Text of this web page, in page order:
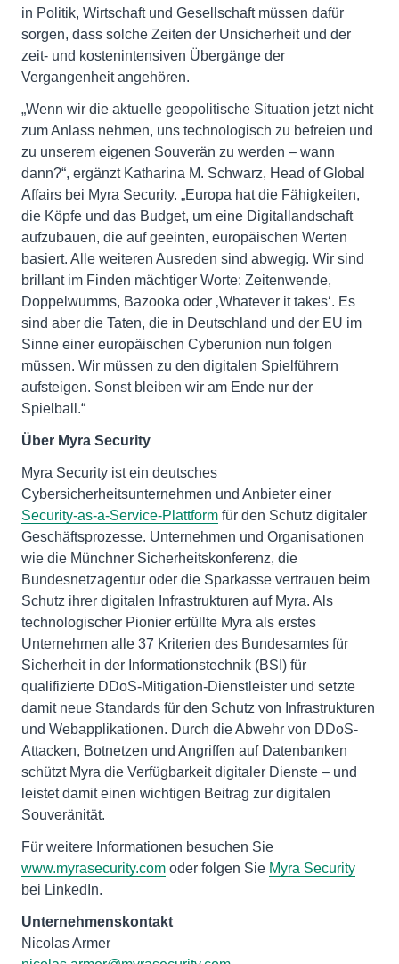
in Politik, Wirtschaft und Gesellschaft müssen dafür
sorgen, dass solche Zeiten der Unsicherheit und der
zeit- und kostenintensiven Übergänge der
Vergangenheit angehören.
„Wenn wir die aktuelle geopolitische Situation jetzt nicht
zum Anlass nehmen, uns technologisch zu befreien und
zu unserem eigenen Souverän zu werden – wann
dann?“, ergänzt Katharina M. Schwarz, Head of Global
Affairs bei Myra Security. „Europa hat die Fähigkeiten,
die Köpfe und das Budget, um eine Digitallandschaft
aufzubauen, die auf geeinten, europäischen Werten
basiert. Alle weiteren Ausreden sind abwegig. Wir sind
brillant im Finden mächtiger Worte: Zeitenwende,
Doppelwumms, Bazooka oder ‚Whatever it takes‘. Es
sind aber die Taten, die in Deutschland und der EU im
Sinne einer europäischen Cyberunion nun folgen
müssen. Wir müssen zu den digitalen Spielführern
aufsteigen. Sonst bleiben wir am Ende nur der
Spielball.“
Über Myra Security
Myra Security ist ein deutsches
Cybersicherheitsunternehmen und Anbieter einer
Security-as-a-Service-Plattform für den Schutz digitaler
Geschäftsprozesse. Unternehmen und Organisationen
wie die Münchner Sicherheitskonferenz, die
Bundesnetzagentur oder die Sparkasse vertrauen beim
Schutz ihrer digitalen Infrastrukturen auf Myra. Als
technologischer Pionier erfüllte Myra als erstes
Unternehmen alle 37 Kriterien des Bundesamtes für
Sicherheit in der Informationstechnik (BSI) für
qualifizierte DDoS-Mitigation-Dienstleister und setzte
damit neue Standards für den Schutz von Infrastrukturen
und Webapplikationen. Durch die Abwehr von DDoS-
Attacken, Botnetzen und Angriffen auf Datenbanken
schützt Myra die Verfügbarkeit digitaler Dienste – und
leistet damit einen wichtigen Beitrag zur digitalen
Souveränität.
Für weitere Informationen besuchen Sie
www.myrasecurity.com oder folgen Sie Myra Security
bei LinkedIn.
Unternehmenskontakt